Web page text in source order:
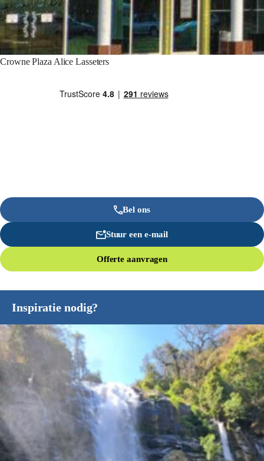
Crowne Plaza Alice Lasseters
Bel ons
Stuur een e-mail
Offerte aanvragen
Inspiratie nodig?